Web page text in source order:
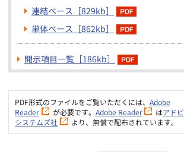
連結ベース［829kb］
単体ベース［862kb］
開示項目一覧［186kb］
PDF形式のファイルをご覧いただくには、 Adobe
Reader
が必要です。 Adobe Reader はアドビ
システムズ社
より、無償で配布されています。